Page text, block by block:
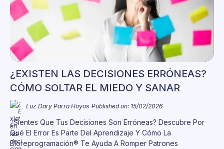
¿EXISTEN LAS DECISIONES ERRÓNEAS?
CÓMO SOLTAR EL MIEDO Y SANAR
Luz Dary Parra Hoyos Published on: 15/02/2026
¿Sientes Que Tus Decisiones Son Erróneas? Descubre Por
Qué El Error Es Parte Del Aprendizaje Y Cómo La
Bioreprogramación® Te Ayuda A Romper Patrones